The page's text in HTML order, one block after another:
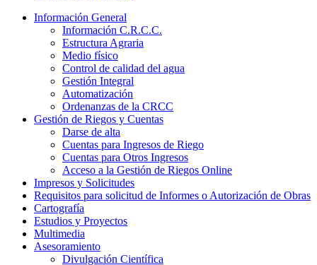
Información General
Información C.R.C.C.
Estructura Agraria
Medio físico
Control de calidad del agua
Gestión Integral
Automatización
Ordenanzas de la CRCC
Gestión de Riegos y Cuentas
Darse de alta
Cuentas para Ingresos de Riego
Cuentas para Otros Ingresos
Acceso a la Gestión de Riegos Online
Impresos y Solicitudes
Requisitos para solicitud de Informes o Autorización de Obras
Cartografía
Estudios y Proyectos
Multimedia
Asesoramiento
Divulgación Científica